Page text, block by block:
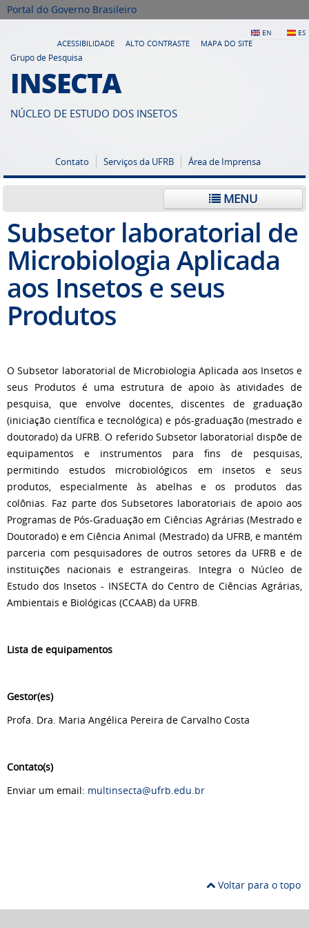
Portal do Governo Brasileiro
EN ES
ACESSIBILIDADE ALTO CONTRASTE
MAPA DO SITE
Grupo de Pesquisa
INSECTA
NÚCLEO DE ESTUDO DOS INSETOS
Contato Serviços da UFRB Área de Imprensa
MENU
Subsetor laboratorial de
Microbiologia Aplicada
aos Insetos e seus
Produtos
O Subsetor laboratorial de Microbiologia Aplicada aos Insetos e
seus Produtos é uma estrutura de apoio às atividades de
pesquisa, que envolve docentes, discentes de graduação
(iniciação científica e tecnológica) e pós-graduação (mestrado e
doutorado) da UFRB. O referido Subsetor laboratorial dispõe de
equipamentos e instrumentos para fins de pesquisas,
permitindo estudos microbiológicos em insetos e seus
produtos, especialmente às abelhas e os produtos das
colônias. Faz parte dos Subsetores laboratoriais de apoio aos
Programas de Pós-Graduação em Ciências Agrárias (Mestrado e
Doutorado) e em Ciência Animal (Mestrado) da UFRB, e mantém
parceria com pesquisadores de outros setores da UFRB e de
instituições nacionais e estrangeiras. Integra o Núcleo de
Estudo dos Insetos - INSECTA do Centro de Ciências Agrárias,
Ambientais e Biológicas (CCAAB) da UFRB.
Lista de equipamentos
Gestor(es)
Profa. Dra. Maria Angélica Pereira de Carvalho Costa
Contato(s)
Enviar um email: multinsecta@ufrb.edu.br
Voltar para o topo